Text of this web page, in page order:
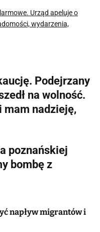
Urząd apeluje o
wydarzenia,
Podejrzany
na wolność.
mam nadzieję,
poznańskiej
bombę z
napływ migrantów i